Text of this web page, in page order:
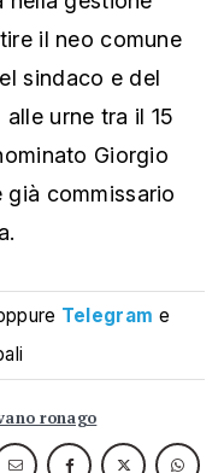
il neo comune
sindaco e del
urne tra il 15
Giorgio
già commissario
Telegram e
ronago